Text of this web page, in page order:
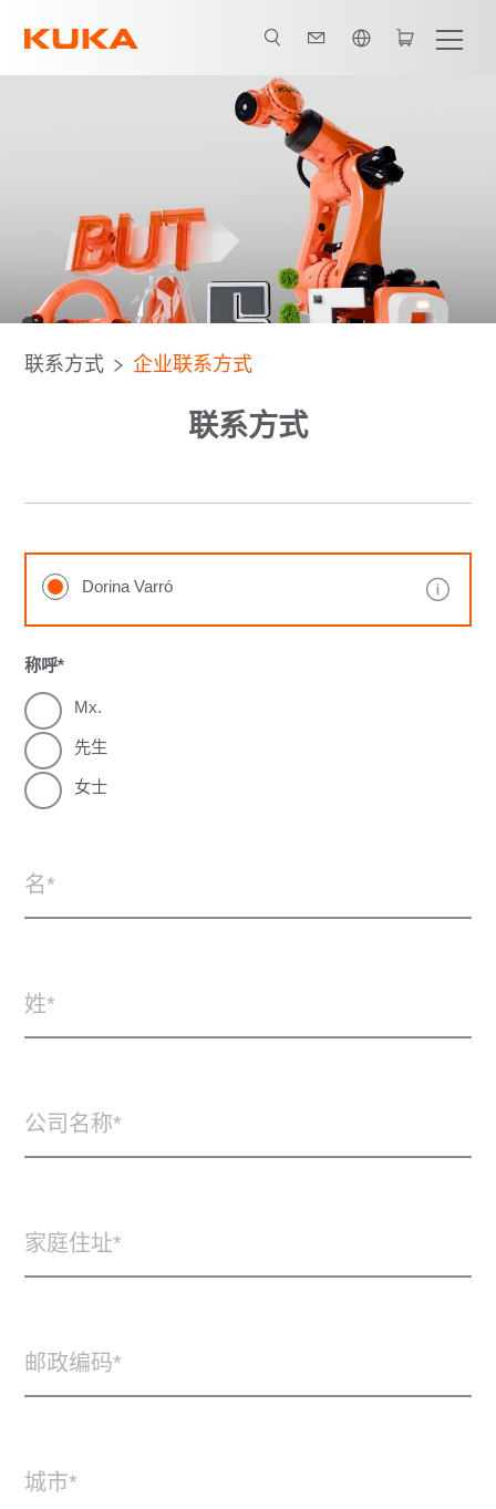
联系方式 企业联系方式
联系方式
Dorina Varró
称呼
Mx.
先生
女士
名
姓
公司名称
家庭住址
邮政编码
城市